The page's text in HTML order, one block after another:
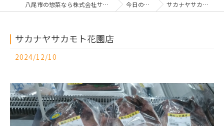
八尾市の惣菜なら株式会社サカナヤサカモト 今日の一押し サカナヤサカモト花園店
サカナヤサカモト花園店
2024/12/10